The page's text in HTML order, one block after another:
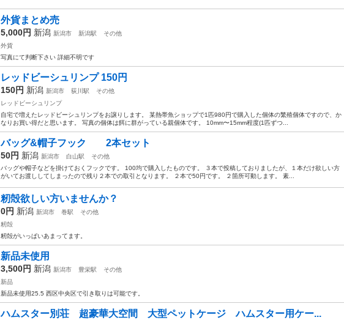
外貨まとめ売
5,000円 新潟 新潟市 新潟駅
その他
外貨
写真にて判断下さい 詳細不明です
レッドビーシュリンプ 150円
150円 新潟 新潟市 荻川駅
その他
レッドビーシュリンプ
自宅で増えたレッドビーシュリンプをお譲りします。 某熱帯魚ショップで1匹980円で購入した個体の繁殖個体ですので、か
なりお買い得だと思います。 写真の個体は餌に群がっている親個体です。 10mm〜15mm程度(1匹ずつ...
バッグ&帽子フック 2本セット
50円 新潟 新潟市 白山駅
その他
バッグや帽子などを掛けておくフックです。 100均で購入したものです。 ３本で投稿しておりましたが、１本だけ欲しい方
がいてお渡ししてしまったので残り２本での取引となります。 ２本で50円です。 ２箇所可動します。 素...
籾殻欲しい方いませんか？
0円 新潟 新潟市 巻駅
その他
籾殻
籾殻がいっぱいあまってます。
新品未使用
3,500円 新潟 新潟市 豊栄駅
その他
新品
新品未使用25.5 西区中央区で引き取りは可能です。
ハムスター別荘 超豪華大空間 大型ペットケージ ハムスター用ケー...